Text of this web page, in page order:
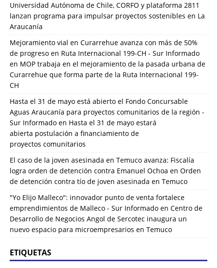
Universidad Autónoma de Chile, CORFO y plataforma 2811
lanzan programa para impulsar proyectos sostenibles en La
Araucanía
Mejoramiento vial en Curarrehue avanza con más de 50%
de progreso en Ruta Internacional 199-CH - Sur Informado
en MOP trabaja en el mejoramiento de la pasada urbana de
Curarrehue que forma parte de la Ruta Internacional 199-
CH
Hasta el 31 de mayo está abierto el Fondo Concursable
Aguas Araucanía para proyectos comunitarios de la región -
Sur Informado en Hasta el 31 de mayo estará
abierta postulación a financiamiento de
proyectos comunitarios
El caso de la joven asesinada en Temuco avanza: Fiscalía
logra orden de detención contra Emanuel Ochoa en Orden
de detención contra tío de joven asesinada en Temuco
"Yo Elijo Malleco": innovador punto de venta fortalece
emprendimientos de Malleco - Sur Informado en Centro de
Desarrollo de Negocios Angol de Sercotec inaugura un
nuevo espacio para microempresarios en Temuco
ETIQUETAS